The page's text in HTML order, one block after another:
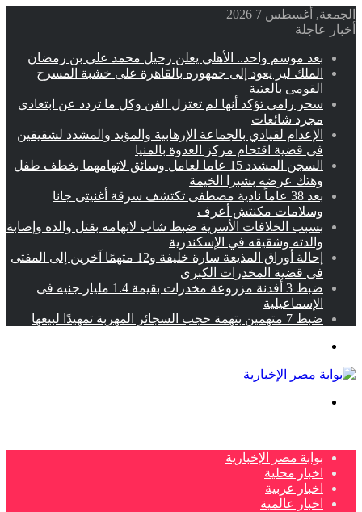
الجمعة, أغسطس 7 2026
أخبار عاجلة
بعد موسم واحد.. الأهلي يعلن رحيل محمد علي بن رمضان
الملك لير يعود إلى جمهوره بالقاهرة على خشبة المسرح
القومى بالعتبة
سحر رامى تؤكد أنها لم تعتزل الفن وكل ما تردد عن ابتعادى
مجرد شائعات
الإعدام لقيادي بالجماعة الإرهابية والمؤبد والمشدد لشقيقين
فى قضية اقتحام مركز العدوة بالمنيا
السجن المشدد 15 عاما لعامل وسائق لاتهامهما بخطف طفل
وهتك عرضه بشبرا الخيمة
بعد 38 عاماً نادية مصطفى تكتشف سرقة أغنيتى جانا
وسلامات مكنتش أعرف
بسبب الخلافات الأسرية ضبط شاب لاتهامه بقتل والده وإصابة
والدته وشقيقه في الإسكندرية
إحالة أوراق المذيعة سارة خليفة و12 متهمًا آخرين إلى المفتى
فى قضية المخدرات الكبرى
ضبط 3 أفدنة مزروعة مخدرات بقيمة 1.4 مليار جنيه فى
الإسماعيلية
ضبط 7 متهمين بتهمة حجب السجائر المهربة تمهيدًا لبيعها
بوابة مصر الإخبارية
اخبار محلية
اخبار عربية
اخبار عالمية